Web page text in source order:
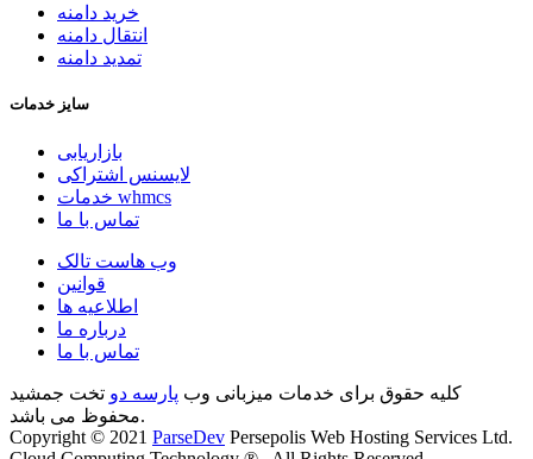
خرید دامنه
انتقال دامنه
تمدید دامنه
سایز خدمات
بازاریابی
لایسنس اشتراکی
خدمات whmcs
تماس با ما
وب هاست تالک
قوانین
اطلاعیه ها
درباره ما
تماس با ما
کلیه حقوق برای خدمات میزبانی وب پارسه دو تخت جمشید
محفوظ می باشد.
Copyright © 2021 ParseDev Persepolis Web Hosting Services Ltd.